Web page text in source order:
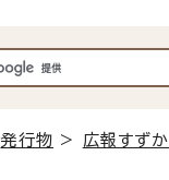
発行物 > 広報すずか